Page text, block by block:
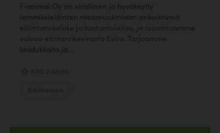
F-animal Oy on virallinen ja hyväksytty
lemmikkieläinten raakaruokintaan erikoistunut
eläintarvikeliike ja tuotantolaitos, ja toimintaamme
valvoo elintarvikevirasto Evira. Tarjoamme
laadukkaita ja...